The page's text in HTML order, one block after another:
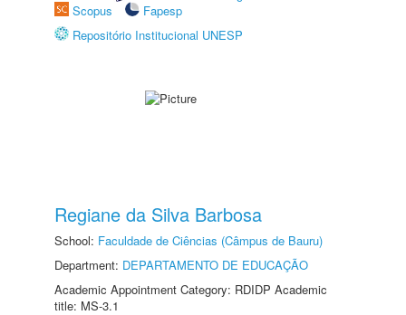
Scopus
Fapesp
Repositório Institucional UNESP
Regiane da Silva Barbosa
School: Faculdade de Ciências (Câmpus de Bauru)
Department: DEPARTAMENTO DE EDUCAÇÃO
Academic Appointment Category: RDIDP Academic
title: MS-3.1